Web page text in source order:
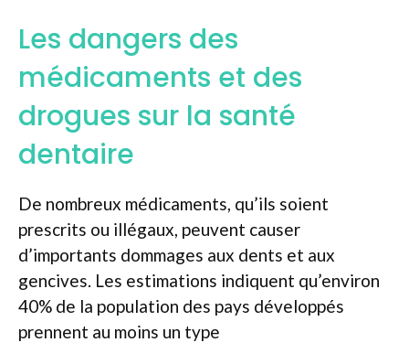
Les dangers des
médicaments et des
drogues sur la santé
dentaire
De nombreux médicaments, qu’ils soient
prescrits ou illégaux, peuvent causer
d’importants dommages aux dents et aux
gencives. Les estimations indiquent qu’environ
40% de la population des pays développés
prennent au moins un type